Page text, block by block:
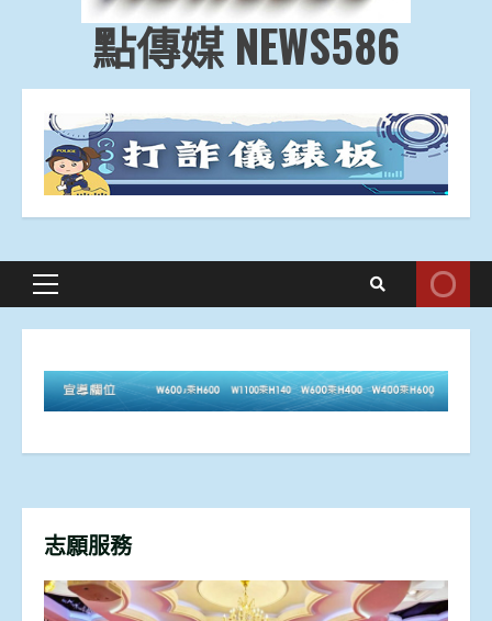
點傳媒 NEWS586
Primary
志願服務